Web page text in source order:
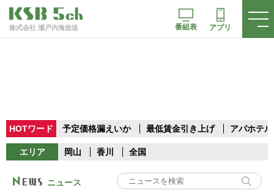
株式会社 瀬戸内海放送 番組表 アプリ
HOTワード 予定価格漏えいか 最低賃金引き上げ アパホテル
エリア 岡山 香川 全国
ニュース